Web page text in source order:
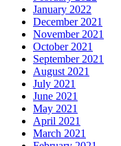
January 2022
December 2021
November 2021
October 2021
September 2021
August 2021
July 2021
June 2021
May 2021
April 2021
March 2021